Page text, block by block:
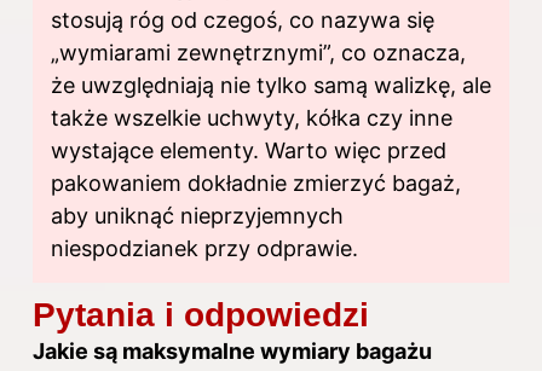
stosują róg od czegoś, co nazywa się
„wymiarami zewnętrznymi”, co oznacza,
że uwzględniają nie tylko samą walizkę, ale
także wszelkie uchwyty, kółka czy inne
wystające elementy. Warto więc przed
pakowaniem dokładnie zmierzyć bagaż,
aby uniknąć nieprzyjemnych
niespodzianek przy odprawie.
Pytania i odpowiedzi
Jakie są maksymalne wymiary bagażu